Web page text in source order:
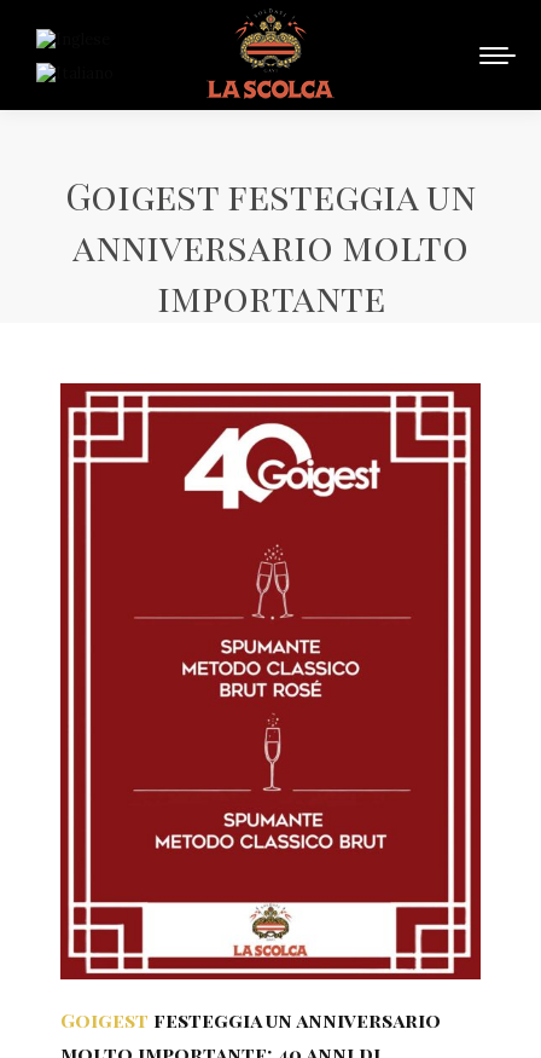
Goigest festeggia un
anniversario molto
importante
Goigest festeggia un anniversario